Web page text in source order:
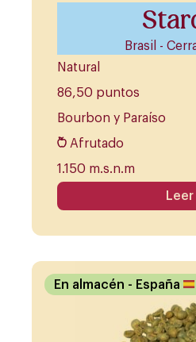
Brasil -
Natural
86,50 puntos
Bourbon y Paraíso
Afrutado
1.150 m.s.n.m
En almacén - España